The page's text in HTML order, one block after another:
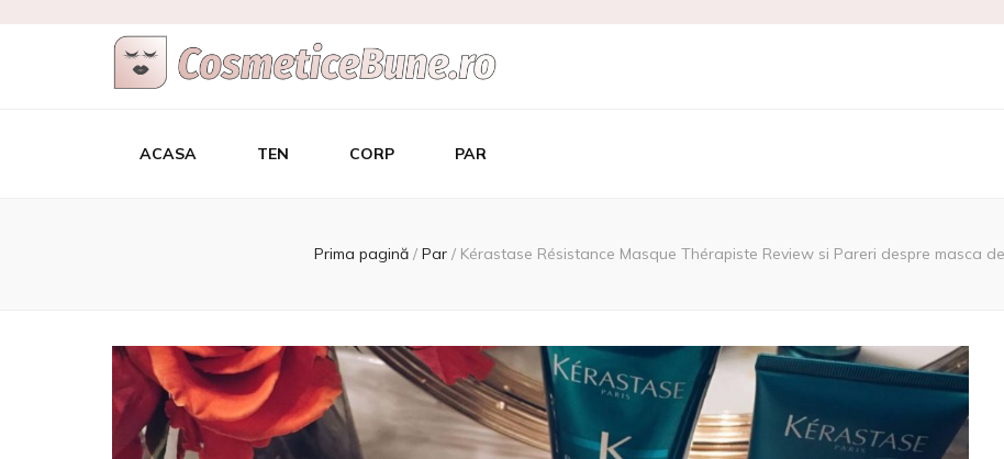
Cele Mai Bune Produse
ACASA TEN CORP PAR
Prima pagină / Par / Kérastase Résistance Masque Thérapiste Review si Pareri despre masca